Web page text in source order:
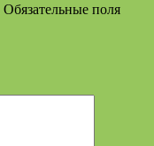
Обязательные поля